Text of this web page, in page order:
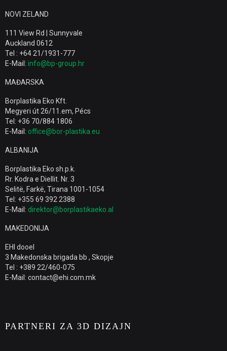
NOVI ZELAND
111 View Rd | Sunnyvale
Auckland 0612
Tel : +64 21/1931-777
E-Mail: info@bp-group.hr
MAĐARSKA
Borplastika Eko Kft.
Megyeri út 26/11.em, Pécs
Tel: +36 70/884 1806
E-Mail: office@bor-plastika.eu
ALBANIJA
Borplastika Eko sh.p.k.
Rr. Kodra e Diellit. Nr. 3
Selitë, Farkë, Tirana 1001-1054
Tel: +355 69 392 2388
E-Mail: direktor@borplastikaeko.al
MAKEDONIJA
EHI dooel
3 Makedonska brigada bb , Skopje
Tel : +389 22/460-075
E-Mail: contact@ehi.com.mk
PARTNERI ZA 3D DIZAJN